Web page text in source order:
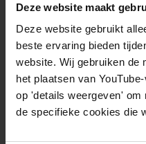
Deze website maakt
Deze website gebruikt
beste ervaring bieden
website. Wij gebruiken de
het plaatsen van
op 'details weergeven'
de specifieke cookies die
investering van een
Innovaties aan
Door innovaties van